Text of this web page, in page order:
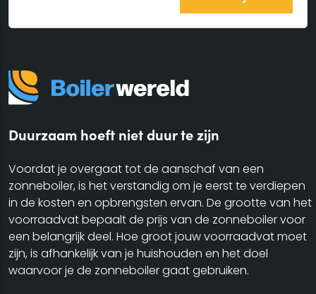
Duurzaam hoeft niet duur te zijn
Voordat je overgaat tot de aanschaf van een
zonneboiler, is het verstandig om je eerst te verdiepen
in de kosten en opbrengsten ervan. De grootte van het
voorraadvat bepaalt de prijs van de zonneboiler voor
een belangrijk deel. Hoe groot jouw voorraadvat moet
zijn, is afhankelijk van je huishouden en het doel
waarvoor je de zonneboiler gaat gebruiken.